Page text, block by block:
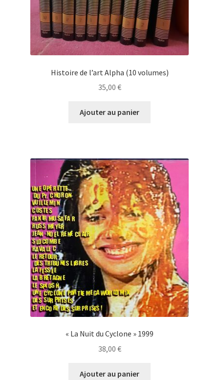
Histoire de l’art Alpha (10 volumes)
35,00 €
Ajouter au panier
« La Nuit du Cyclone » 1999
38,00 €
Ajouter au panier